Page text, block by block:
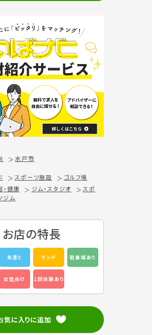
水戸市
スポーツ施設
ゴルフ場
・健康
ジム・スタジオ
スポ
ジム
お店の特長
友達と ランチ 駐車場あり
女性向け １回体験あり
気に入りに追加